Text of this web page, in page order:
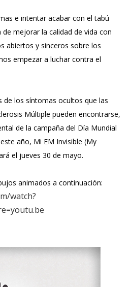
e intentar acabar con el tabú
mejorar la calidad de vida con
abiertos y sinceros sobre los
empezar a luchar contra el
de los síntomas ocultos que las
Múltiple pueden encontrarse,
de la campaña del Día Mundial
año, Mi EM Invisible (My
el jueves 30 de mayo.
animados a continuación:
watch?